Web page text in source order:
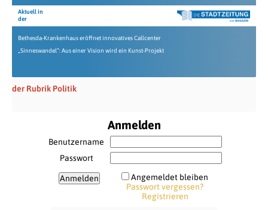
Aktuell in
der
Bethesda-Krankenhaus eröffnet innovatives Callcenter
„Sinneswandel“: Aus einer Vision wird ein Kunst-Projekt
der Rubrik Politik
Anmelden
Benutzername
Passwort
Angemeldet bleiben
Passwort vergessen?
Registrieren